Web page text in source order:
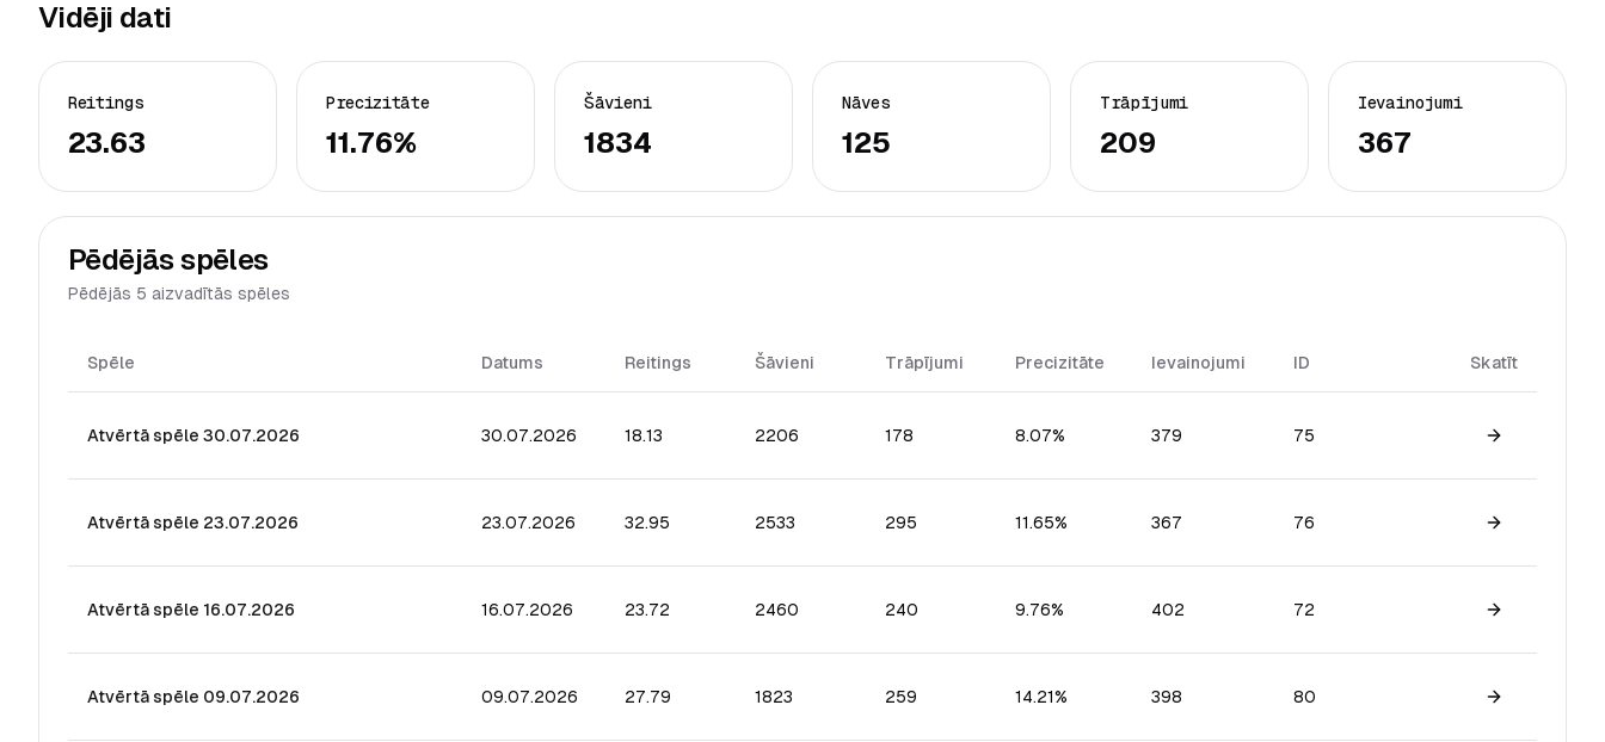
Vidēji dati
Reitings
23.63
Precizitāte
11.76%
Šāvieni
1834
Nāves
125
Trāpījumi
209
Ievainojumi
367
Pēdējās spēles
Pēdējās 5 aizvadītās spēles
Spēle Datums Reitings Šāvieni Trāpījumi Precizitāte Ievainojumi ID Skatīt
Atvērtā spēle 30.07.2026 30.07.2026 18.13 2206 178 8.07% 379 75
View game
Atvērtā spēle 23.07.2026 23.07.2026 32.95 2533 295 11.65% 367 76
View game
Atvērtā spēle 16.07.2026 16.07.2026 23.72 2460 240 9.76% 402 72
View game
Atvērtā spēle 09.07.2026 09.07.2026 27.79 1823 259 14.21% 398 80
View game